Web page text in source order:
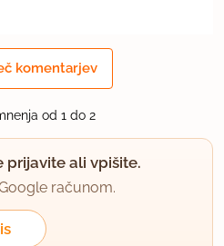
komentarjev
od 1 do 2
prijavite ali vpišite.
računom.